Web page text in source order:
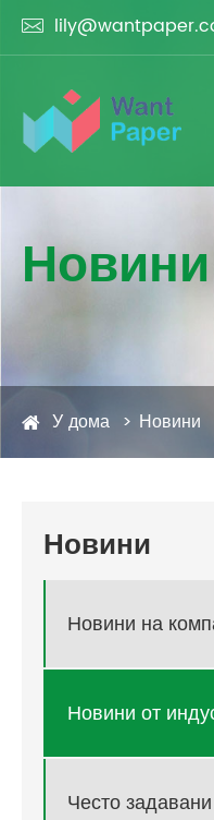

Новини
У дома Новини
Новини
Новини на
Новини от
Често